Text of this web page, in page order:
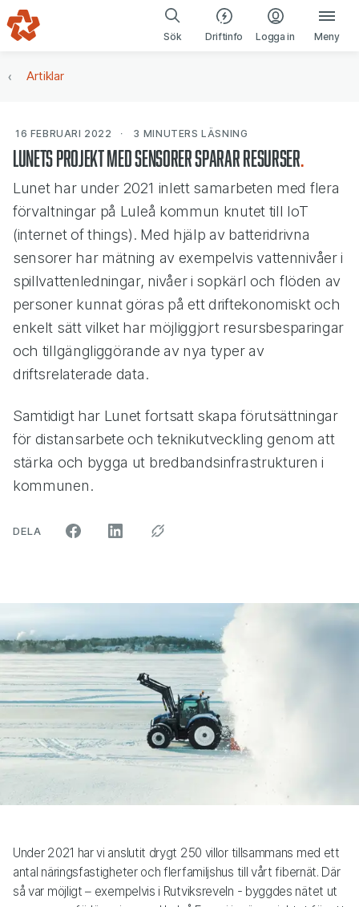
Gå till navigering
Gå till innehåll
Sök Driftinfo Logga in(öppnas i ny
Meny
Artiklar
16 FEBRUARI 2022 3 MINUTERS LÄSNING
Lunets projekt med sensorer sparar resurser
Lunet har under 2021 inlett samarbeten med flera
förvaltningar på Luleå kommun knutet till IoT
(internet of things). Med hjälp av batteridrivna
sensorer har mätning av exempelvis vattennivåer i
spillvatten­ledningar, nivåer i sopkärl och flöden av
personer kunnat göras på ett driftekonomiskt och
enkelt sätt vilket har möjliggjort resursbesparingar
och tillgängliggörande av nya typer av
driftsrelaterade data.
Samtidigt har Lunet fortsatt skapa förutsättningar
för distansarbete och teknikutveckling genom att
stärka och bygga ut bredbandsinfrastrukturen i
kommunen.
DELA ARTIKELN PÅ SOCIALA MEDIER"
Under 2021 har vi anslutit drygt 250 villor tillsammans med ett
antal näringsfastigheter och flerfamiljshus till vårt fibernät. Där
så var möjligt – exempelvis i Rutviksreveln - byggdes nätet ut